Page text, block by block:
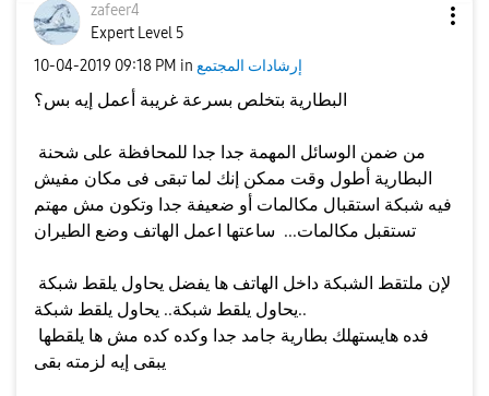
zafeer4
Expert Level 5
‎10-04-2019 09:18 PM in إرشادات المجتمع
البطارية بتخلص بسرعة غريبة أعمل إيه بس؟
البطارية أطول وقت ممكن إنك لما تبقى فى مكان مفيش
فيه شبكة استقبال مكالمات أو ضعيفة جدا وتكون مش مهتم
تستقبل مكالمات... ساعتها اعمل الهاتف وضع الطيران
..يحاول يلقط شبكة.. يحاول يلقط شبكة
يبقى إيه لزمته بقى